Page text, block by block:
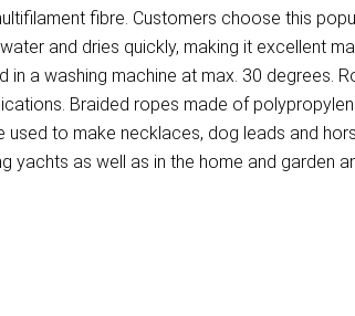
fibre. Customers choose this
and dries quickly, making it excellent
a washing machine at max. 30 degrees.
Braided ropes made of
to make necklaces, dog leads and
yachts as well as in the home and garden